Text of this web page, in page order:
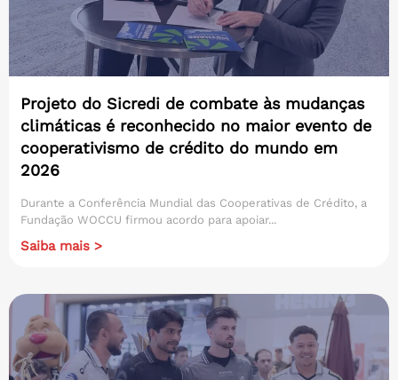
Projeto do Sicredi de combate às mudanças
climáticas é reconhecido no maior evento de
cooperativismo de crédito do mundo em
2026
Durante a Conferência Mundial das Cooperativas de Crédito, a
Fundação WOCCU firmou acordo para apoiar...
Saiba mais >